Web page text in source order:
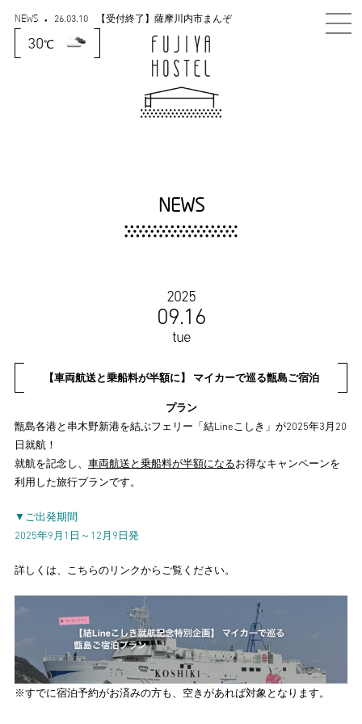
30℃
NEWS 26.03.10
【受付終了】薩摩川内市まんぞ
く宿泊GO!GO!キャンペーン につ
NEWS
2025
09.16
tue
【車両航送と乗船料が半額に】 マイカーで巡る甑島ご宿泊
プラン
甑島各港と串木野新港を結ぶフェリー「結Lineこしき」が2025年3月20
日就航！
就航を記念し、 車両航送と乗船料が半額になるお得なキャンペーンを
利用した旅行プランです。
▼ご出発期間
2025年9月1日～12月9日発
詳しくは、こちらのリンクからご覧ください。
※すでに宿泊予約がお済みの方も、空きがあれば対象となります。